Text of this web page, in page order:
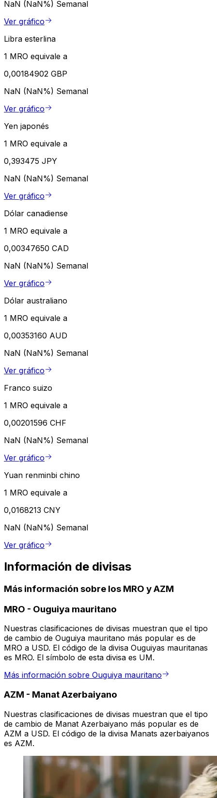
NaN (NaN%) Semanal
Ver gráfico
Libra esterlina
1 MRO equivale a
0,00184902 GBP
NaN (NaN%) Semanal
Ver gráfico
Yen japonés
1 MRO equivale a
0,393475 JPY
NaN (NaN%) Semanal
Ver gráfico
Dólar canadiense
1 MRO equivale a
0,00347650 CAD
NaN (NaN%) Semanal
Ver gráfico
Dólar australiano
1 MRO equivale a
0,00353160 AUD
NaN (NaN%) Semanal
Ver gráfico
Franco suizo
1 MRO equivale a
0,00201596 CHF
NaN (NaN%) Semanal
Ver gráfico
Yuan renminbi chino
1 MRO equivale a
0,0168213 CNY
NaN (NaN%) Semanal
Ver gráfico
Información de divisas
Más información sobre los MRO y AZM
MRO - Ouguiya mauritano
Nuestras clasificaciones de divisas muestran que el tipo
de cambio de Ouguiya mauritano más popular es de
MRO a USD. El código de la divisa Ouguiyas mauritanas
es MRO. El símbolo de esta divisa es UM.
Más información sobre Ouguiya mauritano
AZM - Manat Azerbaiyano
Nuestras clasificaciones de divisas muestran que el tipo
de cambio de Manat Azerbaiyano más popular es de
AZM a USD. El código de la divisa Manats azerbaiyanos
es AZM.